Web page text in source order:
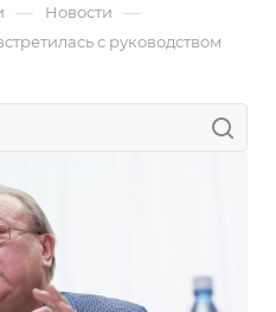
— Новости —
с руководством